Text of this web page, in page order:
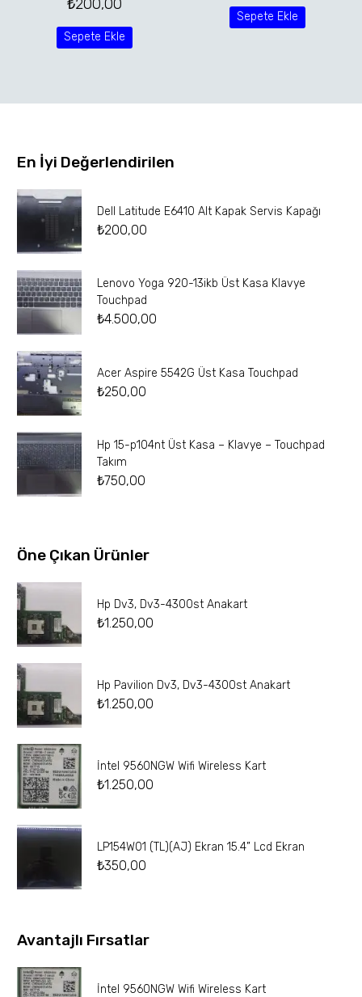
₺200,00
Sepete Ekle
Sepete Ekle
En İyi Değerlendirilen
Dell Latitude E6410 Alt Kapak Servis Kapağı
₺200,00
Lenovo Yoga 920-13ikb Üst Kasa Klavye
Touchpad
₺4.500,00
Acer Aspire 5542G Üst Kasa Touchpad
₺250,00
Hp 15-p104nt Üst Kasa – Klavye – Touchpad
Takım
₺750,00
Öne Çıkan Ürünler
Hp Dv3, Dv3-4300st Anakart
₺1.250,00
Hp Pavilion Dv3, Dv3-4300st Anakart
₺1.250,00
İntel 9560NGW Wifi Wireless Kart
₺1.250,00
LP154W01 (TL)(AJ) Ekran 15.4” Lcd Ekran
₺350,00
Avantajlı Fırsatlar
İntel 9560NGW Wifi Wireless Kart